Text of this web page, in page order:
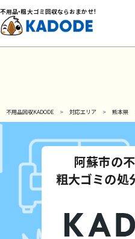
不用品・粗大ゴミ回収ならおまかせ!
不用品回収KADODE 対応エリア 熊本県
阿蘇市の
粗大ゴミの処